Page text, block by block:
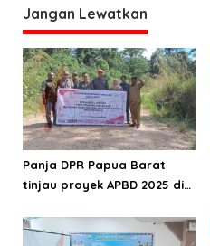
Jangan Lewatkan
Panja DPR Papua Barat
tinjau proyek APBD 2025 di
Bintuni